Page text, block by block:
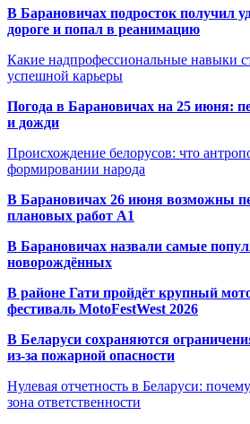
В Барановичах подросток получил
дороге и попал в реанимацию
Какие надпрофессиональные навыки
успешной карьеры
Погода в Барановичах на 25 июня:
и дожди
Происхождение белорусов: что
формировании народа
В Барановичах 26 июня возможны
плановых работ A1
В Барановичах назвали самые
новорождённых
В районе Гати пройдёт крупный
фестиваль MotoFestWest 2026
В Беларуси сохраняются
из-за пожарной опасности
Нулевая отчетность в Беларуси:
зона ответственности